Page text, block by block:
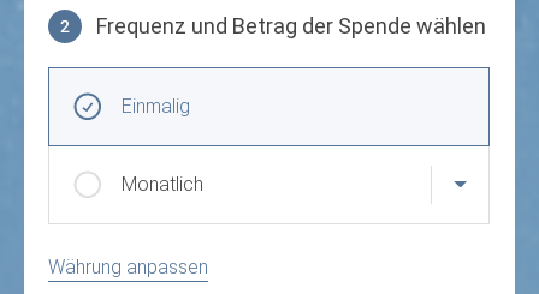
2 Frequenz und Betrag der Spende wählen
Einmalig
Monatlich
Währung anpassen